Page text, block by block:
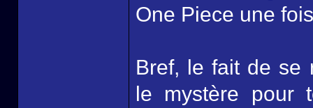
One Piece une
Bref, le fait de se
le mystère pour